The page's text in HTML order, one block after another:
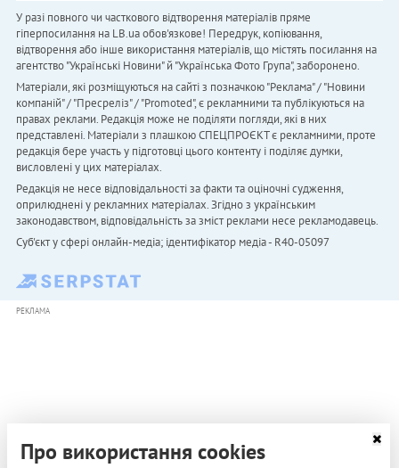
У разі повного чи часткового відтворення матеріалів пряме
гіперпосилання на LB.ua обов'язкове! Передрук, копіювання,
відтворення або інше використання матеріалів, що містять посилання на
агентство "Українськi Новини" й "Українська Фото Група", заборонено.
Матеріали, які розміщуються на сайті з позначкою "Реклама" / "Новини
компаній" / "Пресреліз" / "Promoted", є рекламними та публікуються на
правах реклами. Редакція може не поділяти погляди, які в них
представлені. Матеріали з плашкою СПЕЦПРОЄКТ є рекламними, проте
редакція бере участь у підготовці цього контенту і поділяє думки,
висловлені у цих матеріалах.
Редакція не несе відповідальності за факти та оціночні судження,
оприлюднені у рекламних матеріалах. Згідно з українським
законодавством, відповідальність за зміст реклами несе рекламодавець.
Cуб'єкт у сфері онлайн-медіа; ідентифікатор медіа - R40-05097
РЕКЛАМА
Про використання cookies